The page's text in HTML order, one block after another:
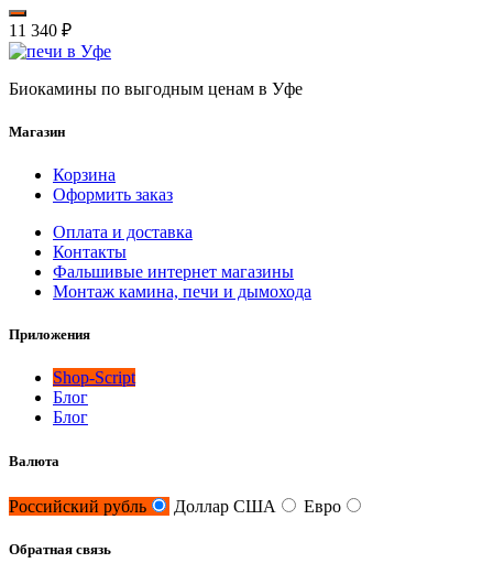
11 340 ₽
Биокамины по выгодным ценам в Уфе
Магазин
Корзина
Оформить заказ
Оплата и доставка
Контакты
Фальшивые интернет магазины
Монтаж камина, печи и дымохода
Приложения
Shop-Script
Блог
Блог
Валюта
Российский рубль Доллар США Евро
Обратная связь